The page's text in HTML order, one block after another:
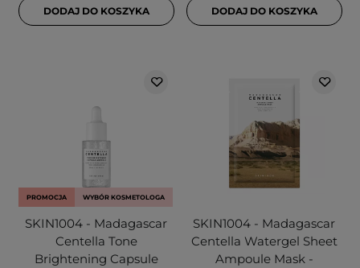
DODAJ DO KOSZYKA DODAJ DO KOSZYKA
PROMOCJA WYBÓR KOSMETOLOGA
SKIN1004 - Madagascar
Centella Tone
Brightening Capsule
SKIN1004 - Madagascar
Centella Watergel Sheet
Ampoule Mask -